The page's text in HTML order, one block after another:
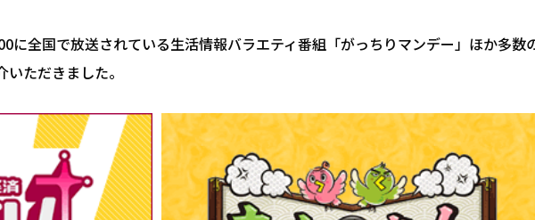
に全国で放送されている生活情報バラエティ番組「がっちりマンデー」ほか多数
ただきました。